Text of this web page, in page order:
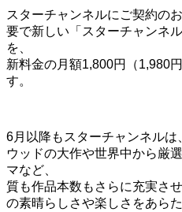
スターチャンネルにご契約の
要で新しい「スターチャンネ
を、
新料金の月額1,800円（1,980
す。
6月以降もスターチャンネルは
ウッドの大作や世界中から厳
マなど、
質も作品本数もさらに充実さ
の素晴らしさや楽しさをあら